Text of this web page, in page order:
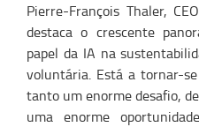
Pierre-François Thaler,
destaca o crescente
papel da IA ​​na
voluntária. Está a tornar-
tanto um enorme desafio,
uma enorme